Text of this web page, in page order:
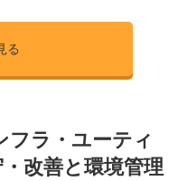
る
フラ・ユーティ
改善と環境管理